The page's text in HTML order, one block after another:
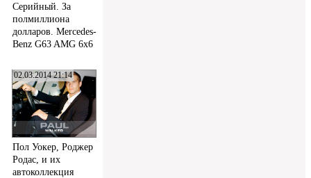
Серийный. За
полмиллиона
долларов. Mercedes-
Benz G63 AMG 6x6
02.03.2014 21:14
Пол Уокер, Роджер
Родас, и их
автоколлекция